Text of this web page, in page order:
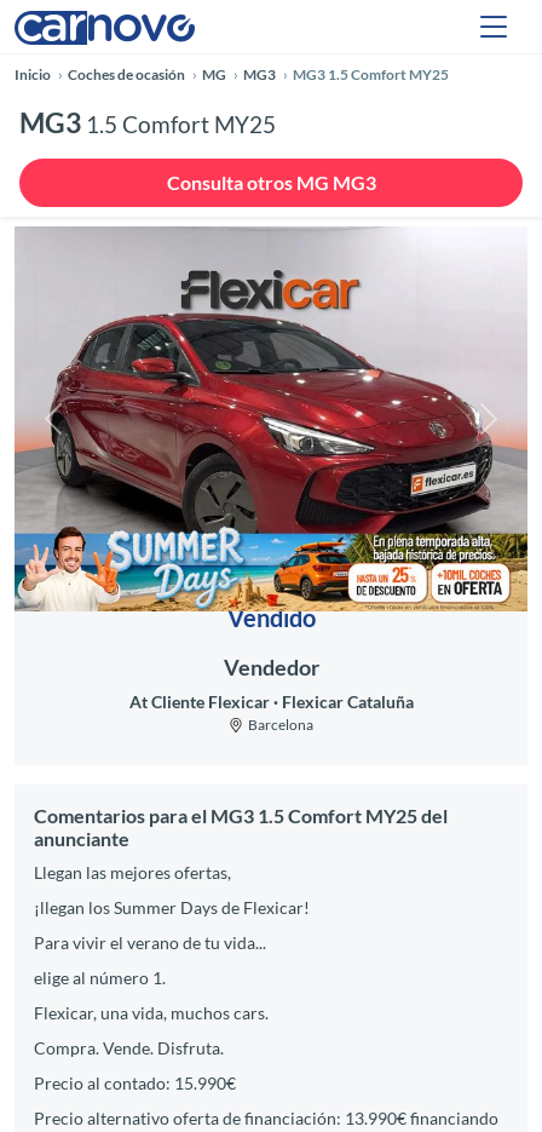
Inicio Coches de ocasión MG MG3 MG3 1.5 Comfort MY25
MG3 1.5 Comfort MY25
Consulta otros MG MG3
Anterior
Vendido
Vendedor
At Cliente Flexicar Flexicar Cataluña
Barcelona
Comentarios para el MG3 1.5 Comfort MY25 del
anunciante
Llegan las mejores ofertas,
¡llegan los Summer Days de Flexicar!
Para vivir el verano de tu vida...
elige al número 1.
Flexicar, una vida, muchos cars.
Compra. Vende. Disfruta.
Precio al contado: 15.990€
Precio alternativo oferta de financiación: 13.990€ financiando